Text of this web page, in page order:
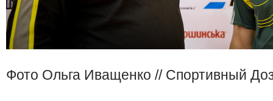
Фото Ольга Иващенко // Спортивный